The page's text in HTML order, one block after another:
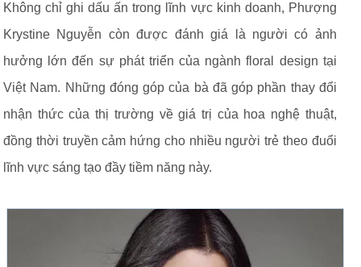
Không chỉ ghi dấu ấn trong lĩnh vực kinh doanh, Phượng
Krystine Nguyễn còn được đánh giá là người có ảnh
hưởng lớn đến sự phát triển của ngành floral design tại
Việt Nam. Những đóng góp của bà đã góp phần thay đổi
nhận thức của thị trường về giá trị của hoa nghệ thuật,
đồng thời truyền cảm hứng cho nhiều người trẻ theo đuổi
lĩnh vực sáng tạo đầy tiềm năng này.